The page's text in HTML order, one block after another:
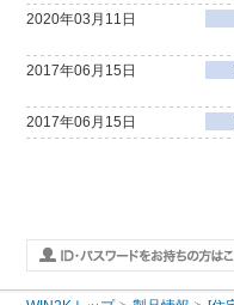
2020年03月11日
2017年06月15日
2017年06月15日